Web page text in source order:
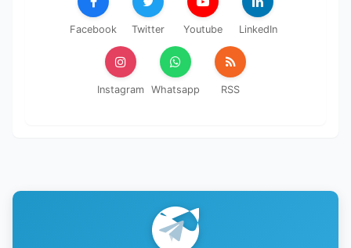
Facebook Twitter Youtube LinkedIn
Instagram Whatsapp RSS